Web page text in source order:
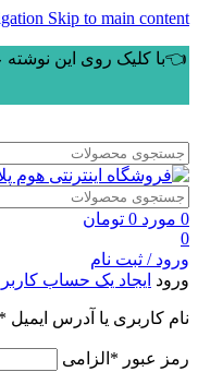
Skip to main content
👈با کلیک روی این نوشته
0 مورد 0 تومان
0
ورود / ثبت نام
ورود ایجاد یک حساب
نام کاربری یا آدرس ایمیل *
رمز عبور * الزامی